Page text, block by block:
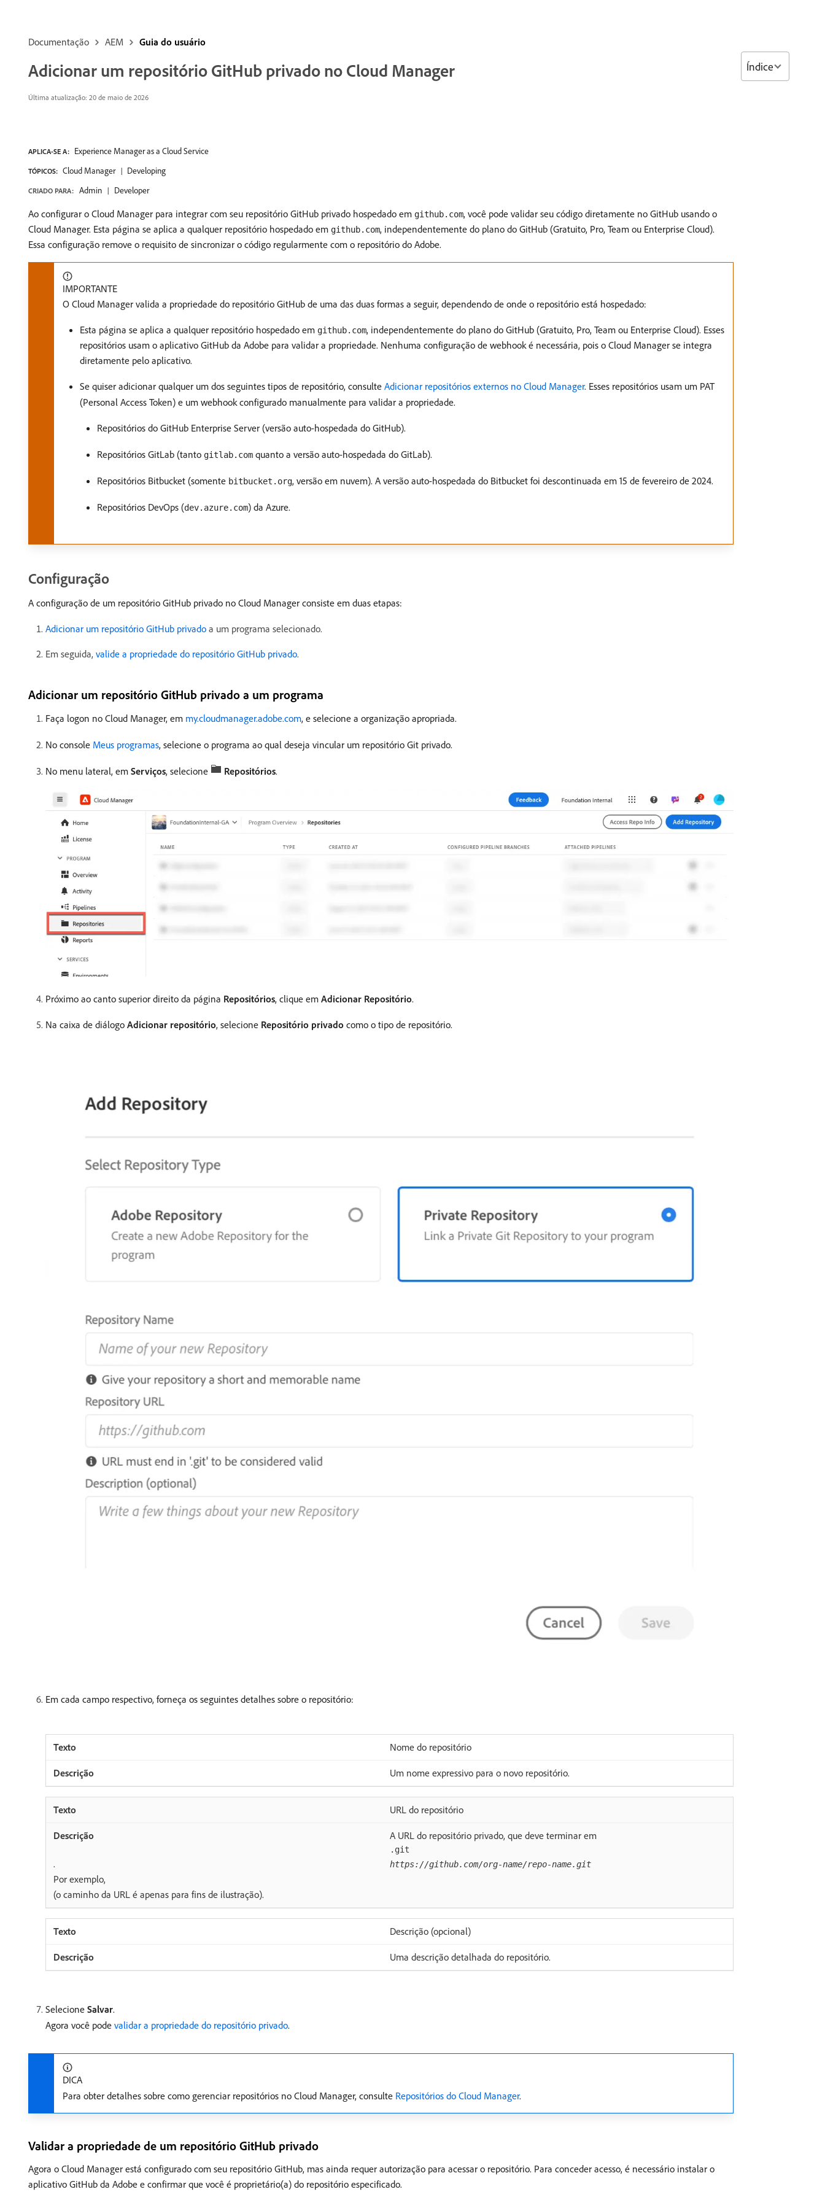
Documentação AEM Guia do usuário
Adicionar um repositório GitHub privado no Cloud Manager
Última atualização: 20 de maio de 2026
APLICA-SE A: Experience Manager as a Cloud Service
TÓPICOS: Cloud Manager Developing
CRIADO PARA: Admin Developer
Ao configurar o Cloud Manager para integrar com seu repositório GitHub privado hospedado em github.com, você pode validar seu código diretamente no GitHub usando o
Cloud Manager. Esta página se aplica a qualquer repositório hospedado em github.com, independentemente do plano do GitHub (Gratuito, Pro, Team ou Enterprise Cloud).
Essa configuração remove o requisito de sincronizar o código regularmente com o repositório do Adobe.
IMPORTANTE
O Cloud Manager valida a propriedade do repositório GitHub de uma das duas formas a seguir, dependendo de onde o repositório está hospedado:
Esta página se aplica a qualquer repositório hospedado em github.com, independentemente do plano do GitHub (Gratuito, Pro, Team ou Enterprise Cloud). Esses
repositórios usam o aplicativo GitHub da Adobe para validar a propriedade. Nenhuma configuração de webhook é necessária, pois o Cloud Manager se integra
diretamente pelo aplicativo.
Se quiser adicionar qualquer um dos seguintes tipos de repositório, consulte Adicionar repositórios externos no Cloud Manager. Esses repositórios usam um PAT
(Personal Access Token) e um webhook configurado manualmente para validar a propriedade.
Repositórios do GitHub Enterprise Server (versão auto-hospedada do GitHub).
Repositórios GitLab (tanto gitlab.com quanto a versão auto-hospedada do GitLab).
Repositórios Bitbucket (somente bitbucket.org, versão em nuvem). A versão auto-hospedada do Bitbucket foi descontinuada em 15 de fevereiro de 2024.
Repositórios DevOps (dev.azure.com) da Azure.
Configuração
A configuração de um repositório GitHub privado no Cloud Manager consiste em duas etapas:
Adicionar um repositório GitHub privado a um programa selecionado.
Em seguida, valide a propriedade do repositório GitHub privado.
Adicionar um repositório GitHub privado a um programa
Faça logon no Cloud Manager, em my.cloudmanager.adobe.com, e selecione a organização apropriada.
No console Meus programas, selecione o programa ao qual deseja vincular um repositório Git privado.
No menu lateral, em Serviços, selecione Repositórios.
Próximo ao canto superior direito da página Repositórios, clique em Adicionar Repositório.
Na caixa de diálogo Adicionar repositório, selecione Repositório privado como o tipo de repositório.
Em cada campo respectivo, forneça os seguintes detalhes sobre o repositório:
Nome do repositório
Um nome expressivo para o novo repositório.
URL do repositório
A URL do repositório privado, que deve terminar em
.git
.
Por exemplo,
https://github.com/org-name/repo-name.git
(o caminho da URL é apenas para fins de ilustração).
Descrição (opcional)
Uma descrição detalhada do repositório.
Selecione Salvar.
Agora você pode validar a propriedade do repositório privado.
DICA
Para obter detalhes sobre como gerenciar repositórios no Cloud Manager, consulte Repositórios do Cloud Manager.
Validar a propriedade de um repositório GitHub privado
Agora o Cloud Manager está configurado com seu repositório GitHub, mas ainda requer autorização para acessar o repositório. Para conceder acesso, é necessário instalar o
aplicativo GitHub da Adobe e confirmar que você é proprietário(a) do repositório especificado.
Índice